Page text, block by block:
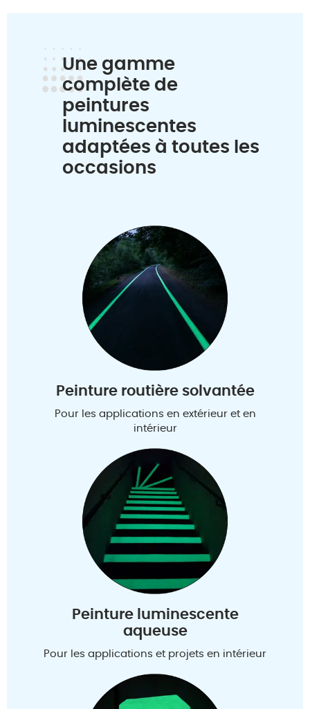
Une gamme
complète de
peintures
luminescentes
adaptées à toutes les
occasions
Peinture routière solvantée
Pour les applications en extérieur et en
intérieur
Peinture luminescente
aqueuse
Pour les applications et projets en intérieur